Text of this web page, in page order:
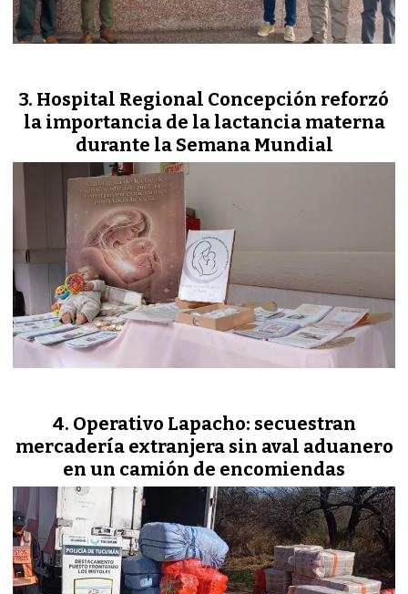
Hospital Regional Concepción reforzó
la importancia de la lactancia materna
durante la Semana Mundial
Operativo Lapacho: secuestran
mercadería extranjera sin aval aduanero
en un camión de encomiendas